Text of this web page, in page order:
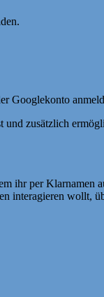
Googlekonto
zusätzlich
ihr per Klarnamen
interagieren wollt,